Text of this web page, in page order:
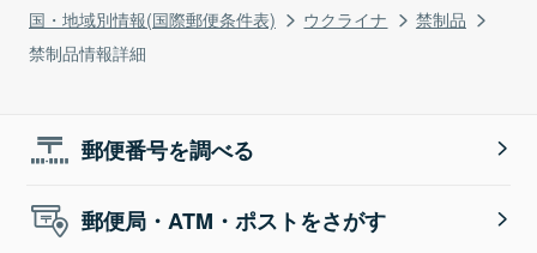
国・地域別情報(国際郵便条件表)
ウクライナ
禁制品
禁制品情報詳細
郵便番号を調べる
郵便局・ATM・ポストをさがす